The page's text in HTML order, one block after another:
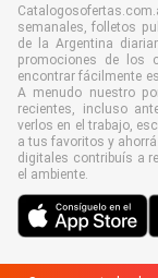
semanales, folletos
de la Argentina
promociones de los
encontrar fácilmente
A menudo nuestro
recientes, incluso
verlos en el trabajo,
a tus favoritos y
digitales contribuís a
el ambiente.